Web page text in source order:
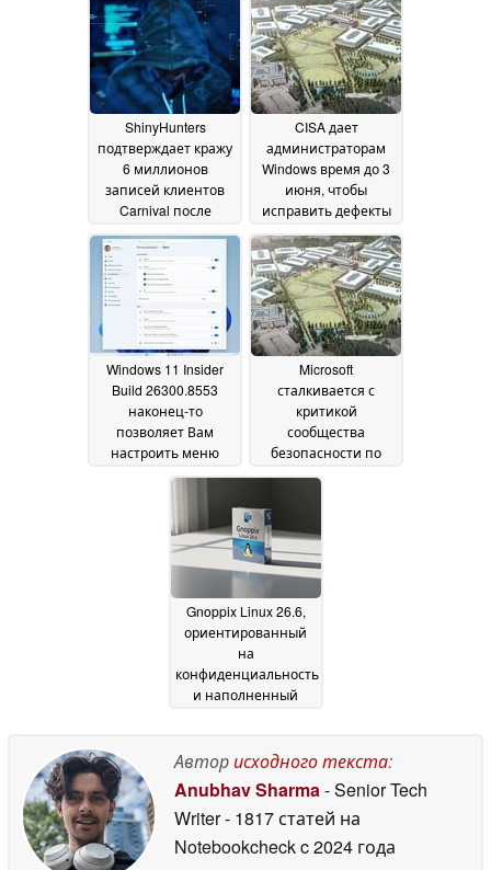
2026
ShinyHunters
подтверждает кражу
6 миллионов
записей клиентов
Carnival после
апрельского взлома
02 June 2026
CISA дает
администраторам
Windows время до 3
июня, чтобы
исправить дефекты
в Nightmare Eclipse
Defender01 June 2026
Windows 11 Insider
Build 26300.8553
наконец-то
позволяет Вам
настроить меню
01 June 2026
Microsoft
сталкивается с
критикой
сообщества
безопасности по
поводу Nightmare
Gnoppix Linux 26.6,
ориентированный
на
конфиденциальность
и наполненный
доступен29 May 2026
Авторисходного текста:
Anubhav Sharma- Senior Tech
Writer- 1817 статей на
Notebookcheckc 2024 года